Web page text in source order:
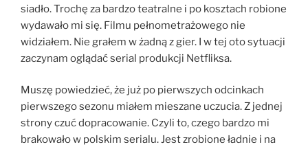
siadło. Trochę za bardzo teatralne i po kosztach robione
wydawało mi się. Filmu pełnometrażowego nie
widziałem. Nie grałem w żadną z gier. I w tej oto sytuacji
zaczynam oglądać serial produkcji Netfliksa.
Muszę powiedzieć, że już po pierwszych odcinkach
pierwszego sezonu miałem mieszane uczucia. Z jednej
strony czuć dopracowanie. Czyli to, czego bardzo mi
brakowało w polskim serialu. Jest zrobione ładnie i na